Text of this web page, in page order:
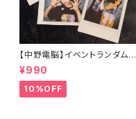
【中野電脳】イベントランダムチ
ェキ3/28電中電東祭
¥990
10%OFF